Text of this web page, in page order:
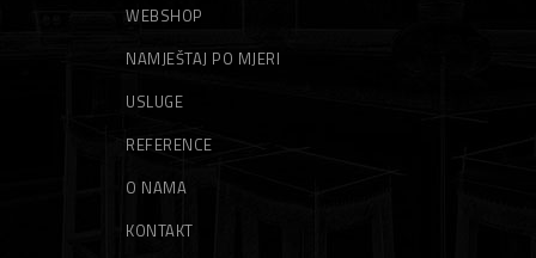
Gleteri
Špahtle
Niti za trimer
Strune za trimer
WEBSHOP
NAMJEŠTAJ PO MJERI
USLUGE
REFERENCE
O NAMA
KONTAKT